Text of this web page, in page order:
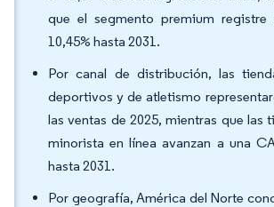
que el segmento premium registre
10,45% hasta 2031.
Por canal de distribución, las
deportivos y de atletismo
las ventas de 2025, mientras que las
minorista en línea avanzan a una
hasta 2031.
Por geografía, América del Norte